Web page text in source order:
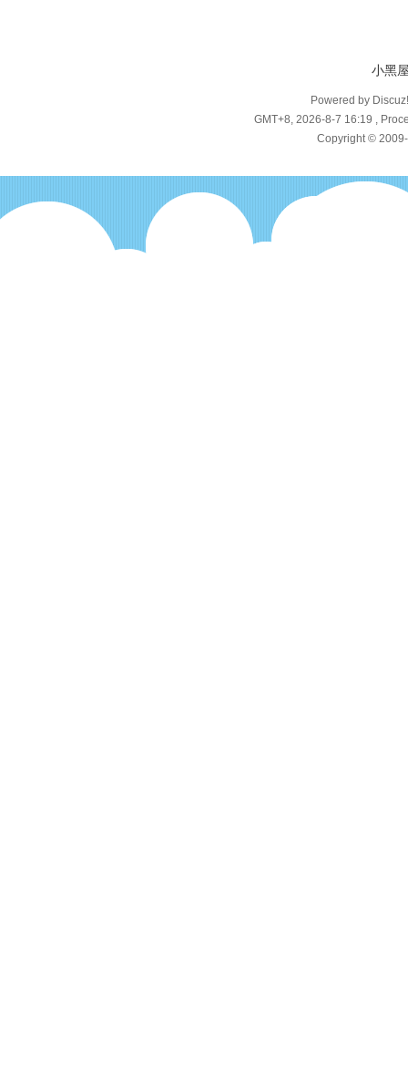
小黑
Powered by
GMT+8, 2026-8-7 16:19 ,
Copyright ©